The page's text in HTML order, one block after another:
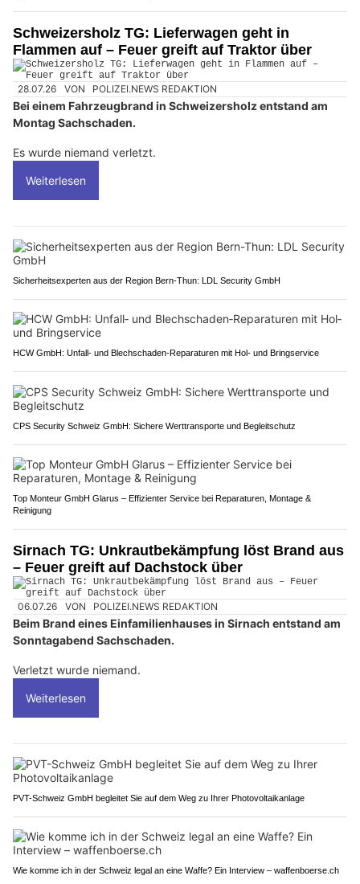
Schweizersholz TG: Lieferwagen geht in
Flammen auf – Feuer greift auf Traktor über
28.07.26 VON POLIZEI.NEWS REDAKTION
Bei einem Fahrzeugbrand in Schweizersholz entstand am
Montag Sachschaden.
Es wurde niemand verletzt.
Weiterlesen
Sicherheitsexperten aus der Region Bern-Thun: LDL Security GmbH
HCW GmbH: Unfall‑ und Blechschaden‑Reparaturen mit Hol‑ und Bringservice
CPS Security Schweiz GmbH: Sichere Werttransporte und Begleitschutz
Top Monteur GmbH Glarus – Effizienter Service bei Reparaturen, Montage &
Reinigung
Sirnach TG: Unkrautbekämpfung löst Brand aus
– Feuer greift auf Dachstock über
06.07.26 VON POLIZEI.NEWS REDAKTION
Beim Brand eines Einfamilienhauses in Sirnach entstand am
Sonntagabend Sachschaden.
Verletzt wurde niemand.
Weiterlesen
PVT-Schweiz GmbH begleitet Sie auf dem Weg zu Ihrer Photovoltaikanlage
Wie komme ich in der Schweiz legal an eine Waffe? Ein Interview – waffenboerse.ch